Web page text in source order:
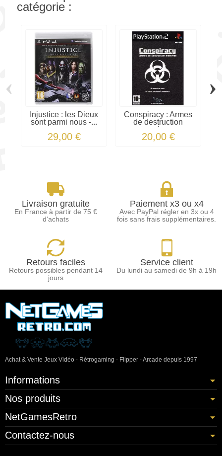
catégorie :
Injustice : les Dieux
sont parmi nous -...
29,00 €
Conspiracy : Armes
de destruction
massives...
20,00 €
‹ ›
Livraison gratuite
En France à partir de 75 €
d'achats
Paiement x3 ou x4
Avec PayPal régler en 3x ou 4
fois sans frais supplémentaires.
Retours faciles
Retours possibles pendant 14
jours
Service client
Du lundi au samedi de 9h à 19h
Achat & Vente Jeux Vidéo - Rétrogaming - Flipper - Arcade depuis 1997
Informations
Nos produits
NetGamesRetro
Contactez-nous